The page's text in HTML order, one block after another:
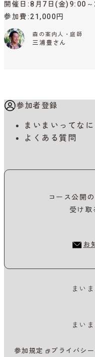
開催日
8月7日(金)9:00
参加費 21,000円
森の案内人・庭師
三浦豊さん
参加者登録
まいまいってなに
よくある質問
コース公開
受け取
お
まい
まい
参加規定
プライバシ